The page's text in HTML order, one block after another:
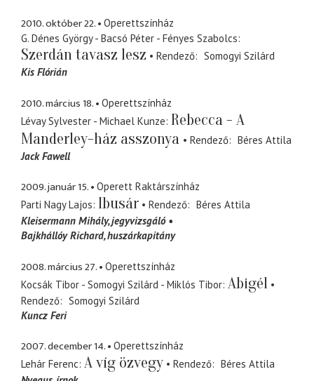
2010. október 22.
Operettszínház
G. Dénes György - Bacsó Péter - Fényes Szabolcs
Szerdán tavasz lesz Rendező
Somogyi Szilárd
Kis Flórián
2010. március 18.
Operettszínház
Lévay Sylvester - Michael Kunze Rebecca - A
Manderley-ház asszonya
Rendező
Béres Attila
Jack Fawell
2009. január 15.
Operett Raktárszínház
Parti Nagy Lajos Ibusár Rendező
Béres Attila
Kleisermann Mihály jegyvizsgáló
Bajkhállóy Richard huszárkapitány
2008. március 27.
Operettszínház
Kocsák Tibor - Somogyi Szilárd - Miklós Tibor Abigél
Rendező
Somogyi Szilárd
Kuncz Feri
2007. december 14.
Operettszínház
Lehár Ferenc A víg özvegy Rendező
Béres Attila